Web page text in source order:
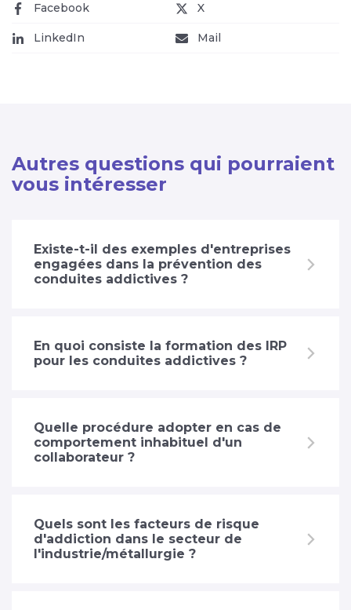
Facebook (nouvelle fenêtre) X
LinkedIn (nouvelle fenêtre) Mail
Autres questions qui pourraient
vous intéresser
Existe-t-il des exemples d'entreprises
engagées dans la prévention des
conduites addictives ?
En quoi consiste la formation des IRP
pour les conduites addictives ?
Quelle procédure adopter en cas de
comportement inhabituel d'un
collaborateur ?
Quels sont les facteurs de risque
d'addiction dans le secteur de
l'industrie/métallurgie ?